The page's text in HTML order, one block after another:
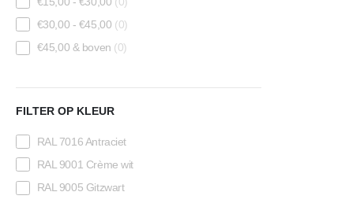
€30,00 - €45,00 (0)
€45,00 & boven (0)
FILTER OP KLEUR
RAL 7016 Antraciet
RAL 9001 Crème wit
RAL 9005 Gitzwart